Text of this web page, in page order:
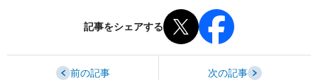
記事をシェアする
前の記事 次の記事